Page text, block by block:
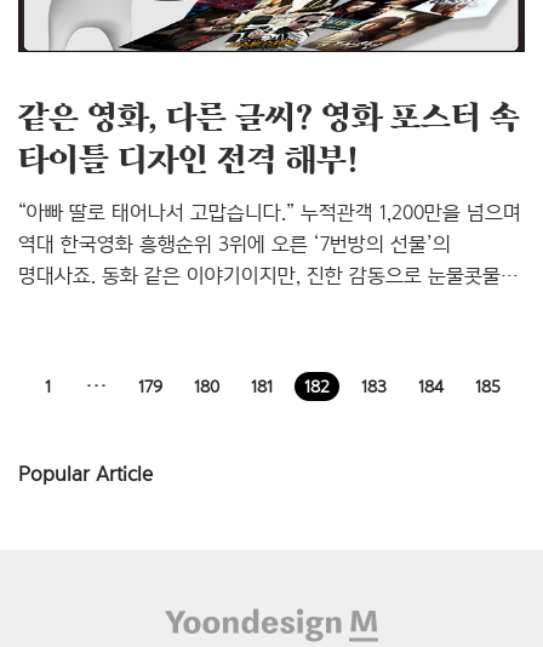
과장님은 “말도 없이 일만하고 앉아 있어서 조금
무서웠어!”라고 회상한다고 합니다. ..
같은 영화, 다른 글씨? 영화 포스터 속
타이틀 디자인 전격 해부!
“아빠 딸로 태어나서 고맙습니다.” 누적관객 1,200만을 넘으며
역대 한국영화 흥행순위 3위에 오른 ‘7번방의 선물’의
명대사죠. 동화 같은 이야기이지만, 진한 감동으로 눈물콧물
팬들에게 많은 사랑을 받았던 이 영화 ‘7번방의 선물’ 이제
한국을 넘어 전세계로 뻗어나가고 있습니다. 지난 3월 8일
국제영화제 마켓상영을 통해 해외에 첫 선을 보인 뒤 일본,
1 ··· 179 180 181 182 183 184 185
Popular Article